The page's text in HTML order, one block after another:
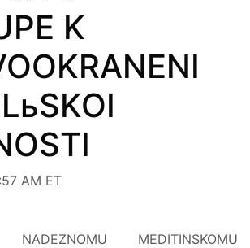
K
AM ET
MEDITINSKOMU